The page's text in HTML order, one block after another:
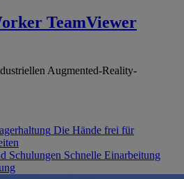
TeamViewer
Augmented-Reality-
Die Hände frei für
Schulungen Schnelle Einarbeitung